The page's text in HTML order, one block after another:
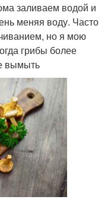
заливаем водой и
меняя воду. Часто
но я мою
грибы более
вымыть